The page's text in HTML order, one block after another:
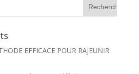
EFFICACE POUR RAJEUNIR